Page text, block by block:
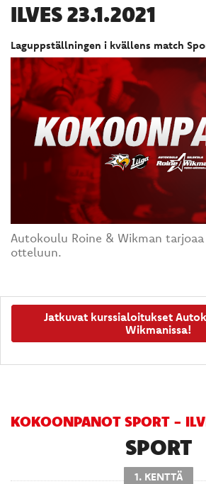
ILVES 23.1.2021
Laguppställningen i kvällens match
Autokoulu Roine & Wikman
otteluun.
Jatkuvat kurssialoitukset
Wikmanissa!
KOKOONPANOT SPORT -
SPORT
1. KENTTÄ